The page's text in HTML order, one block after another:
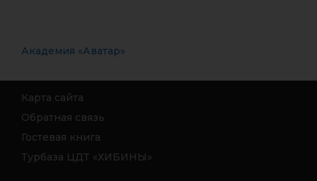
Академия «Аватар»
Карта сайта
Обратная связь
Гостевая книга
Турбаза ЦДТ «ХИБИНЫ»